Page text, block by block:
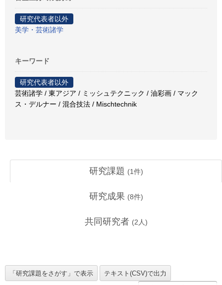
研究代表者以外
美学・芸術諸学
キーワード
研究代表者以外
芸術諸学 / 東アジア / ミッシュテクニック / 油彩画 / マック
ス・デルナー / 混合技法 / Mischtechnik
研究課題 (1件)
研究成果 (8件)
共同研究者 (2 人)